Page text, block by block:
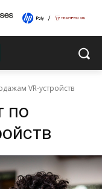
VR-устройств
по